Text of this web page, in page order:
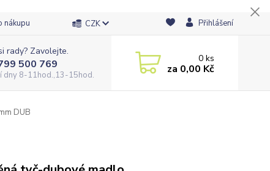
nákupu CZK Přihlášení
rady? Zavolejte.
500 769
dny 8-11hod.,13-15hod.
0ks
za 0,00 Kč
DUB